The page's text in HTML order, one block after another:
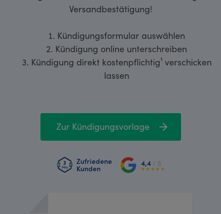
Versandbestätigung!
Kündigungsformular auswählen
Kündigung online unterschreiben
Kündigung direkt kostenpflichtig¹ verschicken
lassen
Zur Kündigungsvorlage
Zufriedene
Kunden
4,4 / 5